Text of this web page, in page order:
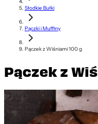
Słodkie Bułki
Pączki i Muffiny
Pączek z Wiśniami 100 g
Pączek z